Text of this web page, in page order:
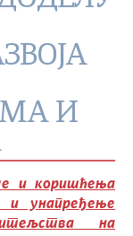
И
и коришћења
и унапређење
на